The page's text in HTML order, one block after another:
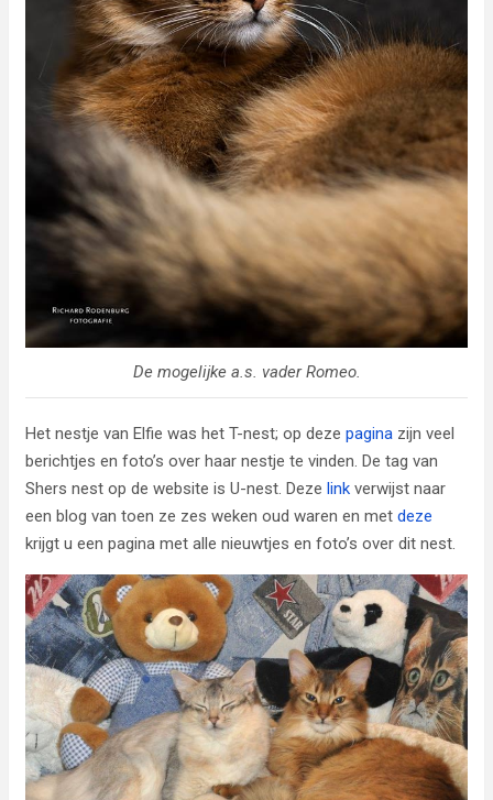
De mogelijke a.s. vader Romeo.
Het nestje van Elfie was het T-nest; op deze pagina zijn veel
berichtjes en foto’s over haar nestje te vinden. De tag van
Shers nest op de website is U-nest. Deze link verwijst naar
een blog van toen ze zes weken oud waren en met deze
krijgt u een pagina met alle nieuwtjes en foto’s over dit nest.